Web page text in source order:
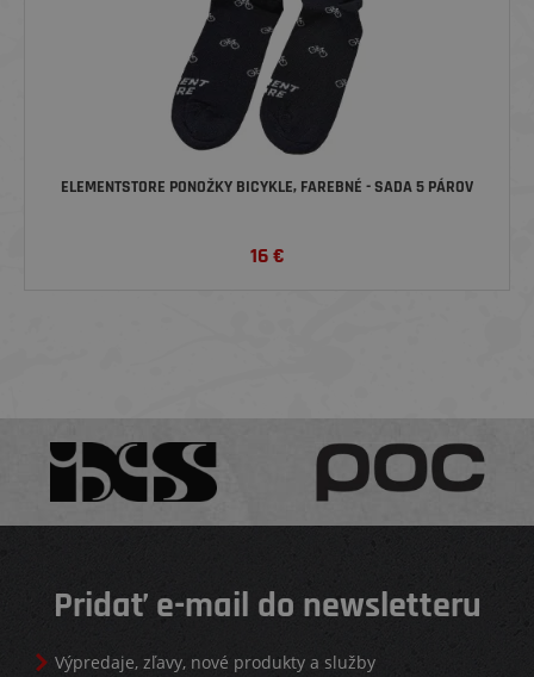
ELEMENTSTORE PONOŽKY BICYKLE, FAREBNÉ - SADA 5 PÁROV
16€
Pridať e-mail do newsletteru
Výpredaje, zľavy, nové produkty a služby